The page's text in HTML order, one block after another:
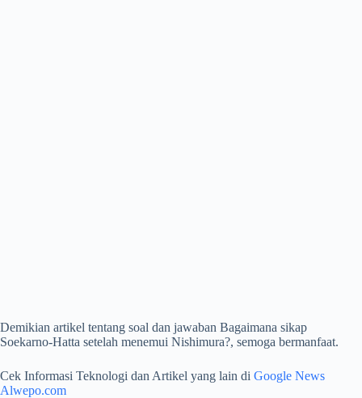
Demikian artikel tentang soal dan jawaban Bagaimana sikap
Soekarno-Hatta setelah menemui Nishimura?, semoga bermanfaat.
Cek Informasi Teknologi dan Artikel yang lain di Google News
Alwepo.com